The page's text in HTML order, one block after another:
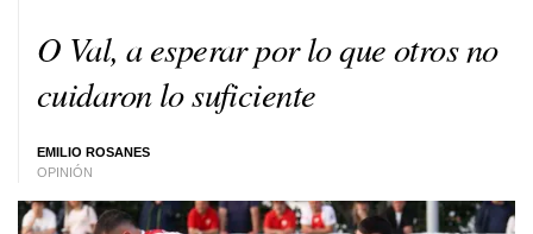
O Val, a esperar por lo que otros no
cuidaron lo suficiente
EMILIO ROSANES
OPINIÓN